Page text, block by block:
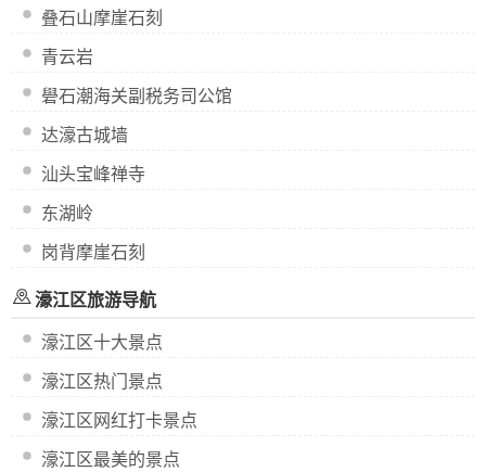
叠石山摩崖石刻
青云岩
礐石潮海关副税务司公馆
达濠古城墙
汕头宝峰禅寺
东湖岭
岗背摩崖石刻
濠江区旅游导航
濠江区十大景点
濠江区热门景点
濠江区网红打卡景点
濠江区最美的景点